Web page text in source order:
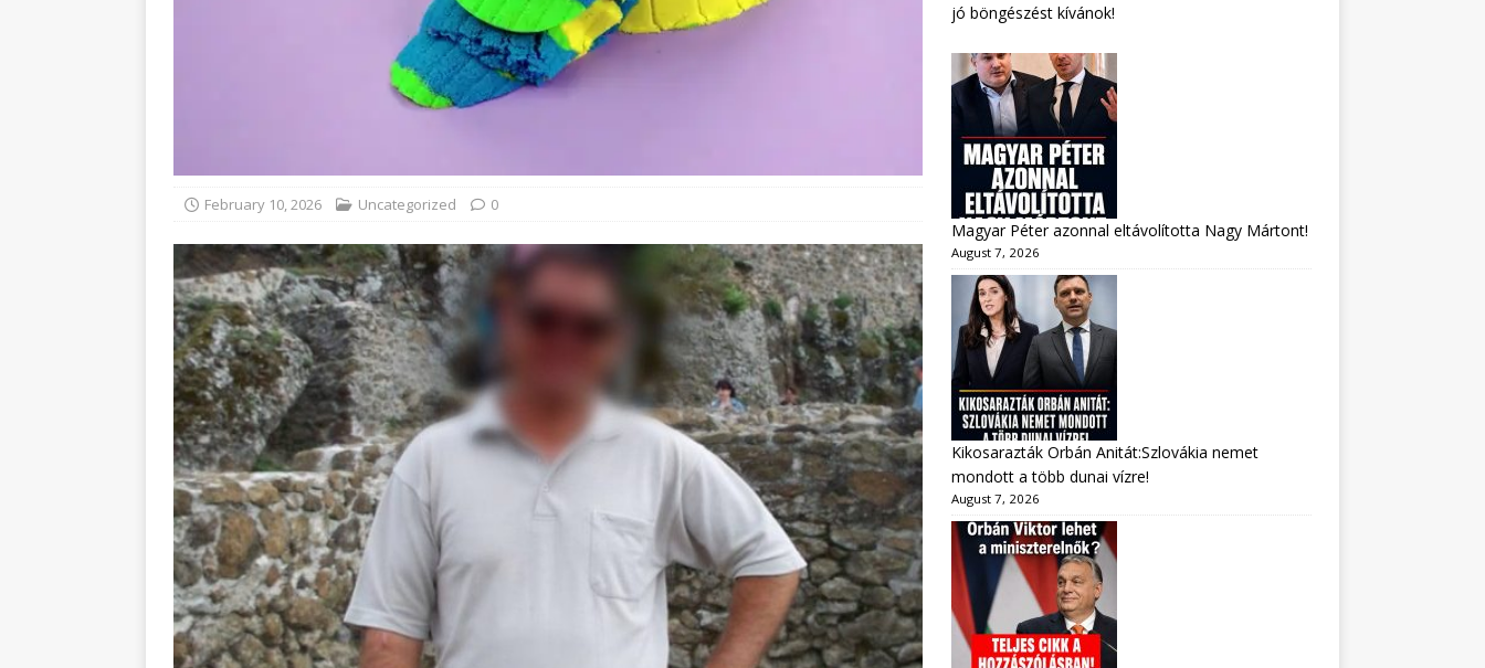
February 10, 2026 Uncategorized 0
jó böngészést kívánok!
Magyar Péter azonnal eltávolította Nagy Mártont!
August 7, 2026
Kikosarazták Orbán Anitát:Szlovákia nemet
mondott a több dunai vízre!
August 7, 2026